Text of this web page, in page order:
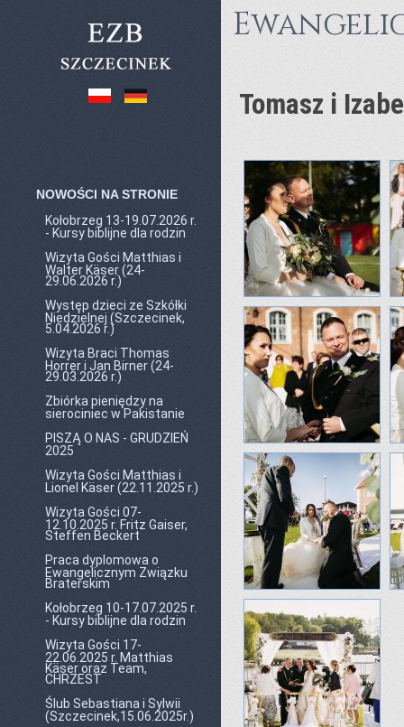
NOWOŚCI NA STRONIE
Kołobrzeg 13-19.07.2026 r.
- Kursy biblijne dla rodzin
Wizyta Gości Matthias i
Walter Käser (24-
29.06.2026 r.)
Występ dzieci ze Szkółki
Niedzielnej (Szczecinek,
5.04.2026 r.)
Wizyta Braci Thomas
Horrer i Jan Birner (24-
29.03.2026 r.)
Zbiórka pieniędzy na
sierociniec w Pakistanie
PISZĄ O NAS - GRUDZIEŃ
2025
Wizyta Gości Matthias i
Lionel Käser (22.11.2025 r.)
Wizyta Gości 07-
12.10.2025 r. Fritz Gaiser,
Steffen Beckert
Praca dyplomowa o
Ewangelicznym Związku
Braterskim
Kołobrzeg 10-17.07.2025 r.
- Kursy biblijne dla rodzin
Wizyta Gości 17-
22.06.2025 r. Matthias
Käser oraz Team,
CHRZEST
Ślub Sebastiana i Sylwii
(Szczecinek,15.06.2025r.)
Tomasz i